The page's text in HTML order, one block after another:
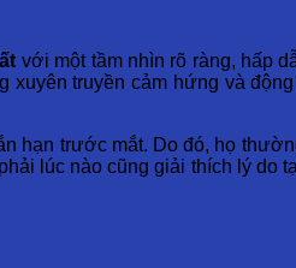
với một tầm nhìn rõ ràng, hấp
truyền cảm hứng và
trước mắt. Do đó, họ
lúc nào cũng giải thích lý do